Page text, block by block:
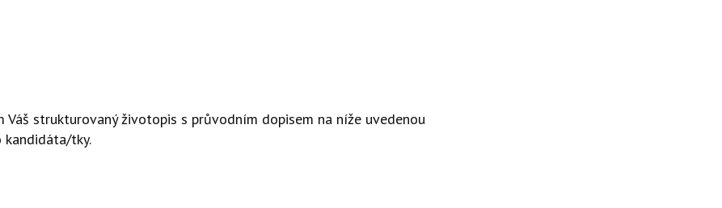
Váš strukturovaný životopis s průvodním dopisem na níže uvedenou
kandidáta/tky.